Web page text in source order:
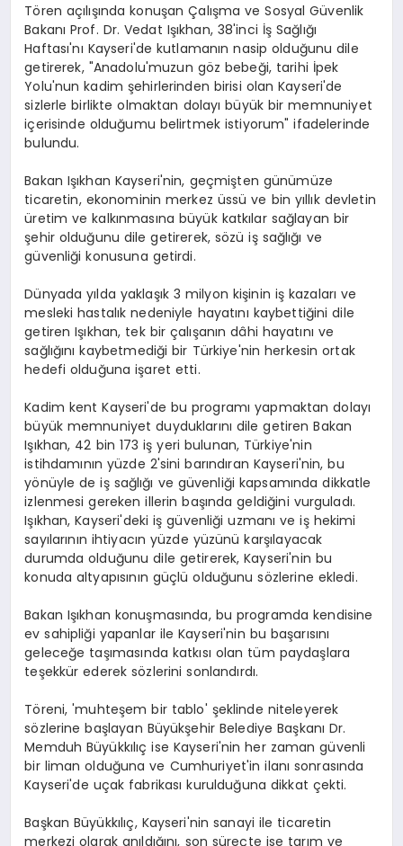
Tören açılışında konuşan Çalışma ve Sosyal Güvenlik
Bakanı Prof. Dr. Vedat Işıkhan, 38'inci İş Sağlığı
Haftası'nı Kayseri'de kutlamanın nasip olduğunu dile
getirerek, "Anadolu'muzun göz bebeği, tarihi İpek
Yolu'nun kadim şehirlerinden birisi olan Kayseri'de
sizlerle birlikte olmaktan dolayı büyük bir memnuniyet
içerisinde olduğumu belirtmek istiyorum" ifadelerinde
bulundu.
Bakan Işıkhan Kayseri'nin, geçmişten günümüze
ticaretin, ekonominin merkez üssü ve bin yıllık devletin
üretim ve kalkınmasına büyük katkılar sağlayan bir
şehir olduğunu dile getirerek, sözü iş sağlığı ve
güvenliği konusuna getirdi.
Dünyada yılda yaklaşık 3 milyon kişinin iş kazaları ve
mesleki hastalık nedeniyle hayatını kaybettiğini dile
getiren Işıkhan, tek bir çalışanın dâhi hayatını ve
sağlığını kaybetmediği bir Türkiye'nin herkesin ortak
hedefi olduğuna işaret etti.
Kadim kent Kayseri'de bu programı yapmaktan dolayı
büyük memnuniyet duyduklarını dile getiren Bakan
Işıkhan, 42 bin 173 iş yeri bulunan, Türkiye'nin
istihdamının yüzde 2'sini barındıran Kayseri'nin, bu
yönüyle de iş sağlığı ve güvenliği kapsamında dikkatle
izlenmesi gereken illerin başında geldiğini vurguladı.
Işıkhan, Kayseri'deki iş güvenliği uzmanı ve iş hekimi
sayılarının ihtiyacın yüzde yüzünü karşılayacak
durumda olduğunu dile getirerek, Kayseri'nin bu
konuda altyapısının güçlü olduğunu sözlerine ekledi.
Bakan Işıkhan konuşmasında, bu programda kendisine
ev sahipliği yapanlar ile Kayseri'nin bu başarısını
geleceğe taşımasında katkısı olan tüm paydaşlara
teşekkür ederek sözlerini sonlandırdı.
Töreni, 'muhteşem bir tablo' şeklinde niteleyerek
sözlerine başlayan Büyükşehir Belediye Başkanı Dr.
Memduh Büyükkılıç ise Kayseri'nin her zaman güvenli
bir liman olduğuna ve Cumhuriyet'in ilanı sonrasında
Kayseri'de uçak fabrikası kurulduğuna dikkat çekti.
Başkan Büyükkılıç, Kayseri'nin sanayi ile ticaretin
merkezi olarak anıldığını, son süreçte ise tarım ve